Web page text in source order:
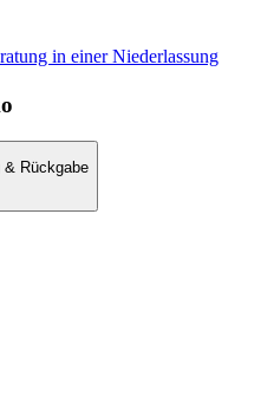
in einer Niederlassung
& Rückgabe